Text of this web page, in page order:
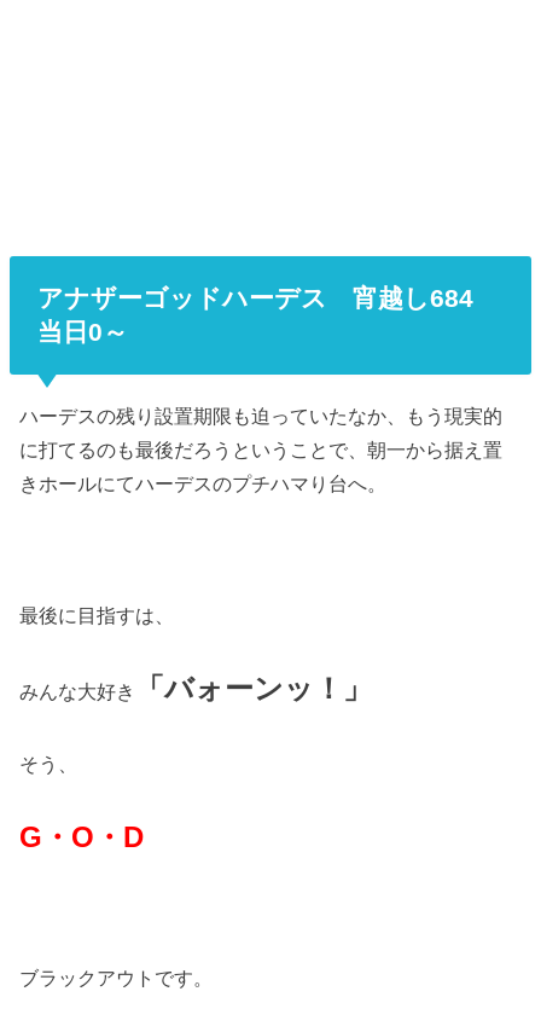
アナザーゴッドハーデス 宵越し684
当日0～
ハーデスの残り設置期限も迫っていたなか、もう現実的
に打てるのも最後だろうということで、朝一から据え置
きホールにてハーデスのプチハマり台へ。
最後に目指すは、
みんな大好き 「バォーンッ！」
そう、
G・O・D
ブラックアウトです。